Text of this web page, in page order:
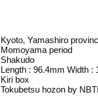
Kyoto, Yamashiro
Momoyama period
Shakudo
Length : 96.4mm Width :
Kiri box
Tokubetsu hozon by